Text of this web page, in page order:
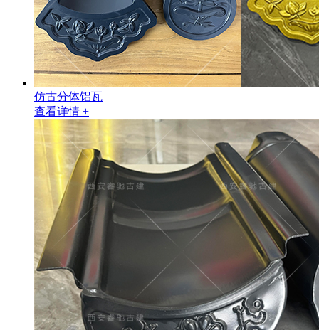
仿古分体铝瓦
查看详情 +